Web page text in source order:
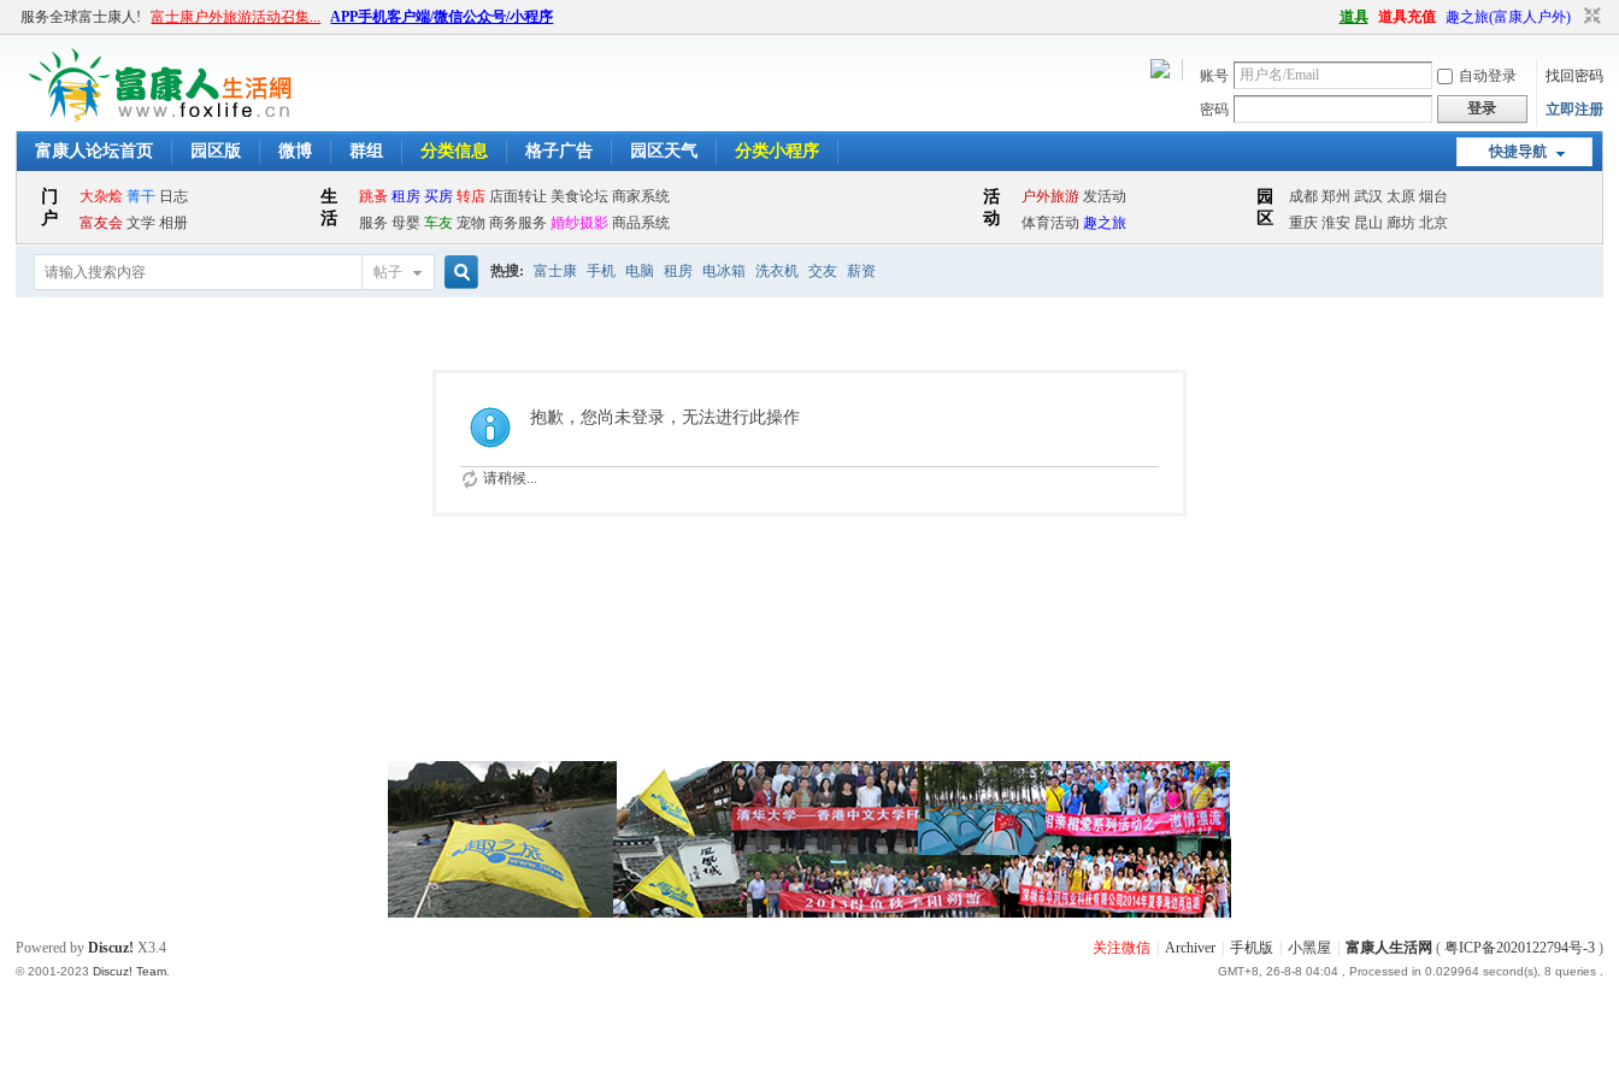
服务全球富士康人! 富士康户外旅游活动召集... APP手机客户端/微信公众号/小程序 道具 道具充值 趣之旅(富康人户外)
账号 自动登录
找回密码
密码
登录 立即注册
快捷导航
富康人论坛首页 园区版 微博 群组 分类信息 格子广告 园区天气 分类小程序
帖子 热搜: 富士康 手机 电脑 租房 电冰箱 洗衣机 交友 薪资
抱歉，您尚未登录，无法进行此操作
请稍候...
关注微信 Archiver 手机版 小黑屋 富康人生活网 ( 粤ICP备2020122794号-3)
GMT+8, 26-8-8 04:04, Processed in 0.029964 second(s), 8 queries .
Powered byDiscuz! X3.4
© 2001-2023Discuz! Team